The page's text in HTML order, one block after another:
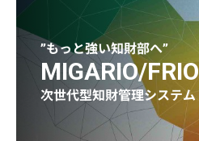
”もっと強い知財部へ”
MIGARIO/FRIO
次世代型知財管理システム